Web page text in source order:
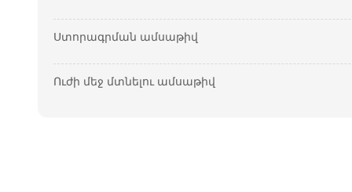
Ստորագրման ամսաթիվ
Ուժի մեջ մտնելու ամսաթիվ